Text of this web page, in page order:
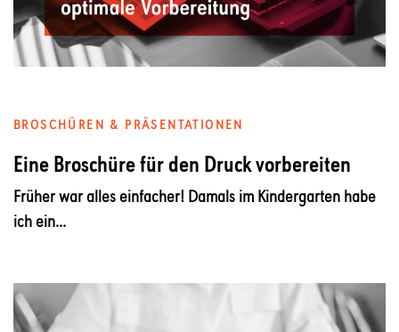
BROSCHÜREN & PRÄSENTATIONEN
Eine Broschüre für den Druck vorbereiten
Früher war alles einfacher! Damals im Kindergarten habe
ich ein...